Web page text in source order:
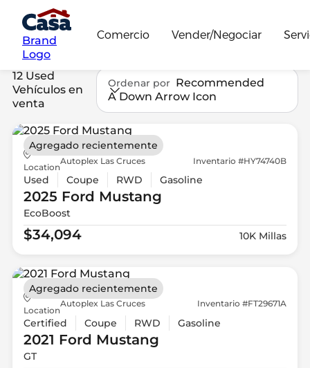
Brand
Logo
Comercio Vender/Negociar
12 Used
Vehículos en
venta
Ordenar por Recommended
A Down Arrow Icon
Location
Autoplex Las Cruces Inventario #HY74740B
Used Coupe RWD Gasoline
2025 Ford Mustang
EcoBoost
$34,094 10K Millas
Agregado recientemente
Location
Autoplex Las Cruces Inventario #FT29671A
Certified Coupe RWD Gasoline
2021 Ford Mustang
GT
Agregado recientemente